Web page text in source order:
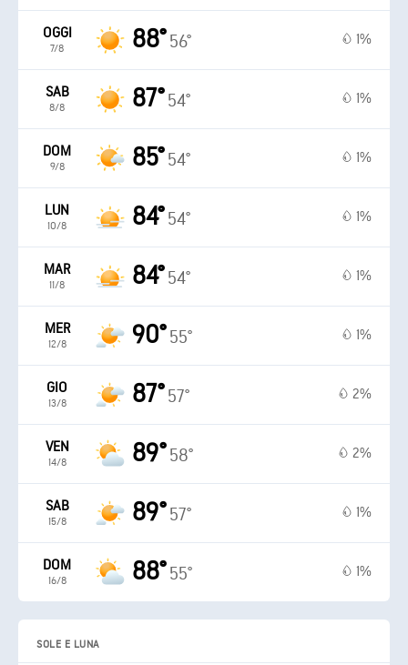
OGGI
7/8 88° 56° 1%
SAB
8/8 87° 54° 1%
DOM
9/8 85° 54° 1%
LUN
10/8 84° 54° 1%
MAR
11/8 84° 54° 1%
MER
12/8 90° 55° 1%
GIO
13/8 87° 57° 2%
VEN
14/8 89° 58° 2%
SAB
15/8 89° 57° 1%
DOM
16/8 88° 55° 1%
SOLE E LUNA